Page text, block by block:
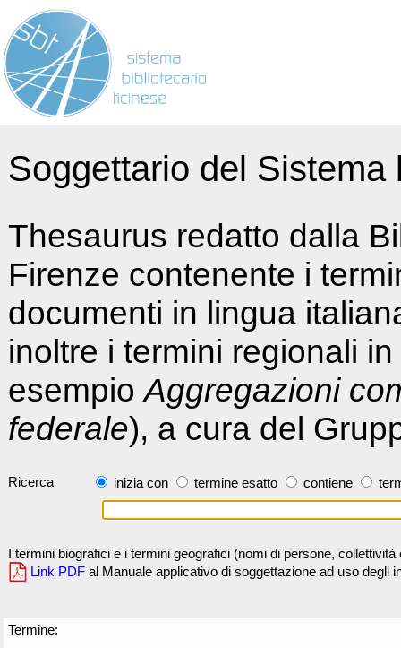
Soggettario del
Thesaurus redatto dalla
Firenze contenente i
documenti in lingua
inoltre i termini regionali
esempioAggregazioni
federale), a cura del
Ricerca inizia con termine esatto contiene
I termini biografici e i termini geografici (nomi di persone,
Link PDF al Manuale applicativo di soggettazione ad uso degli
Termine: